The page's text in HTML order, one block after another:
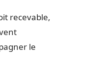
recevable,
le